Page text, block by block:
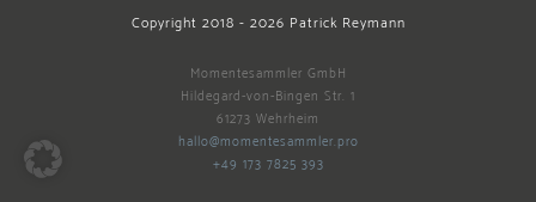
Momentesammler GmbH
Hildegard-von-Bingen Str. 1
61273 Wehrheim
hallo@momentesammler.pro
+49 173 7825 393
Copyright 2018 - 2026 Patrick Reymann